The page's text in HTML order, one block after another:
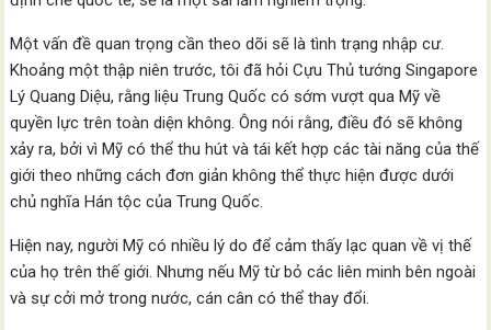
Một vấn đề quan trọng cần theo dõi sẽ là tình trạng nhập cư.
Khoảng một thập niên trước, tôi đã hỏi Cựu Thủ tướng Singapore
Lý Quang Diệu, rằng liệu Trung Quốc có sớm vượt qua Mỹ về
quyền lực trên toàn diện không. Ông nói rằng, điều đó sẽ không
xảy ra, bởi vì Mỹ có thể thu hút và tái kết hợp các tài năng của thế
giới theo những cách đơn giản không thể thực hiện được dưới
chủ nghĩa Hán tộc của Trung Quốc.
Hiện nay, người Mỹ có nhiều lý do để cảm thấy lạc quan về vị thế
của họ trên thế giới. Nhưng nếu Mỹ từ bỏ các liên minh bên ngoài
và sự cởi mở trong nước, cán cân có thể thay đổi.